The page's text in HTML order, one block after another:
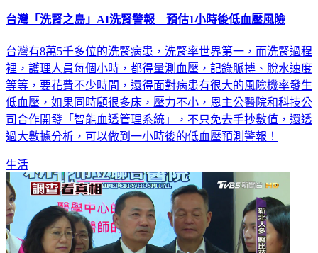
台灣「洗腎之島」AI洗腎警報 預估1小時後低血壓風險
台灣有8萬5千多位的洗腎病患，洗腎率世界第一，而洗腎過程
裡，護理人員每個小時，都得量測血壓，記錄脈搏、脫水速度
等等，要花費不少時間，還得面對病患有很大的風險機率發生
低血壓，如果同時顧很多床，壓力不小，恩主公醫院和科技公
司合作開發「智能血透管理系統」，不只免去手抄數值，還透
過大數據分析，可以做到一小時後的低血壓預測警報！
生活